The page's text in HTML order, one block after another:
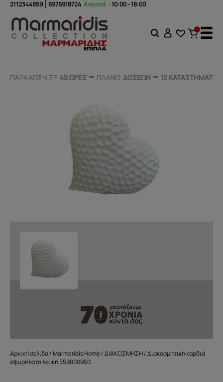
2112344859 6976918724 Ανοιχτά · 10:00 - 18:00
ΠΑΡΑΔΟΣΗ ΣΕ 48 ΩΡΕΣ ΠΛΑΝΟ ΔΟΣΕΩΝ 12 ΚΑΤΑΣΤΗΜΑΤΑ
ΠΑΡΑΔΟΣΗ ΣΕ 48 ΩΡΕΣ ΠΛΑΝΟ ΔΟΣΕΩΝ 12 ΚΑΤΑΣΤΗΜΑΤΑ
Αρχική σελίδα/ Marmaridis Home/ΔΙΑΚΟΣΜΗΣΗ/ Διακοσμητική καρδιά
σφυρήλατη λευκή 559000950